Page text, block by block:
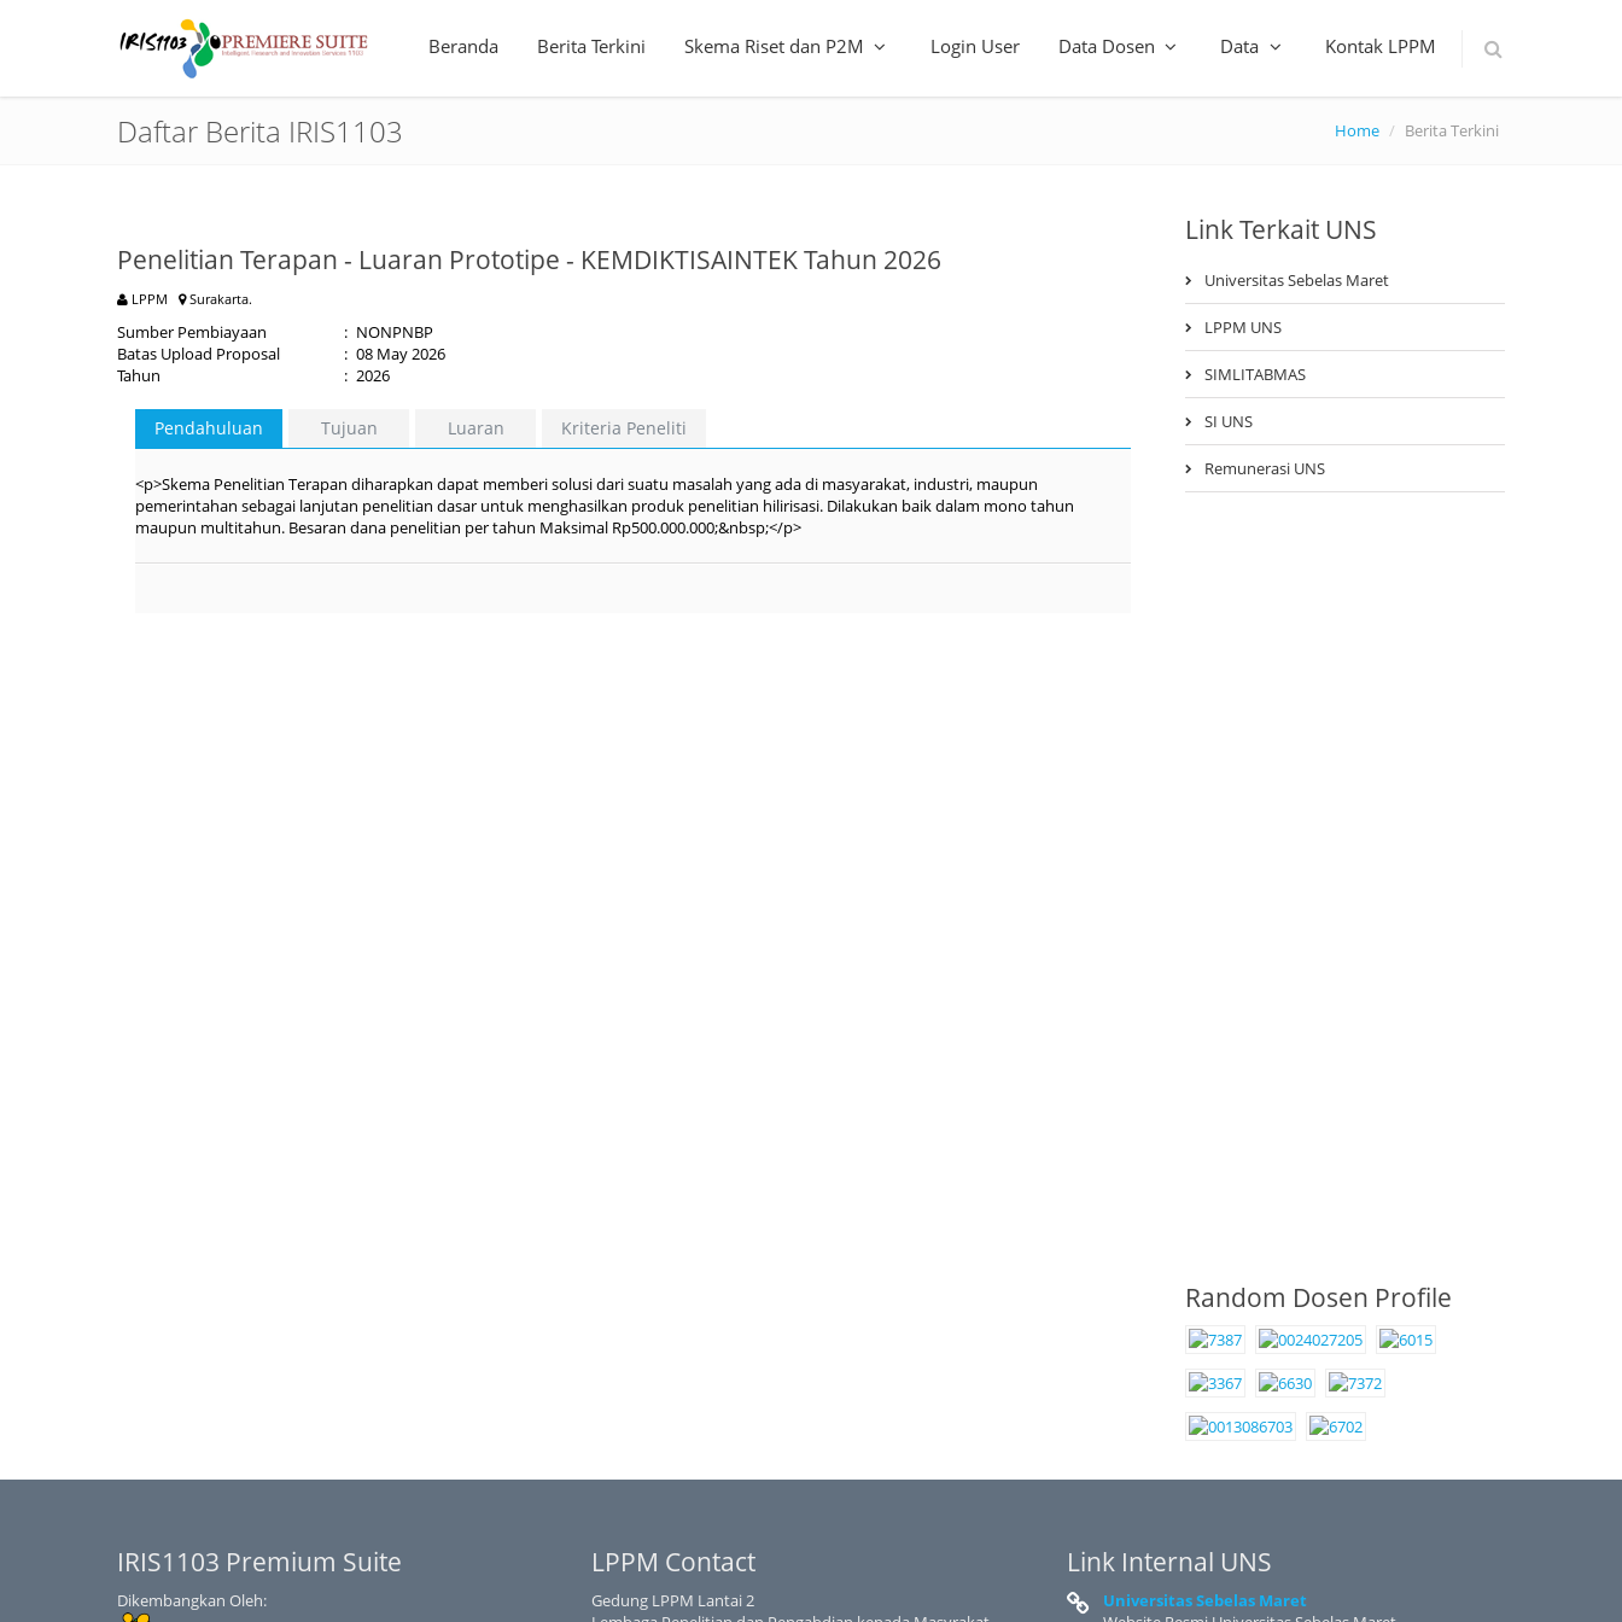
Beranda Berita Terkini Skema Riset dan P2M Login User Data Dosen Data Kontak LPPM
Daftar Berita IRIS1103 Home Berita Terkini
Penelitian Terapan - Luaran Prototipe - KEMDIKTISAINTEK Tahun 2026
LPPM Surakarta.
Sumber Pembiayaan : NONPNBP
Batas Upload Proposal
: 08 May 2026
Tahun
: 2026
Pendahuluan Tujuan Luaran Kriteria Peneliti
<p>Skema Penelitian Terapan diharapkan dapat memberi solusi dari suatu masalah yang ada di masyarakat, industri, maupun
pemerintahan sebagai lanjutan penelitian dasar untuk menghasilkan produk penelitian hilirisasi. Dilakukan baik dalam mono tahun
maupun multitahun. Besaran dana penelitian per tahun Maksimal Rp500.000.000;&nbsp;</p>
Link Terkait UNS
Universitas Sebelas Maret
LPPM UNS
SIMLITABMAS
SI UNS
Remunerasi UNS
Random Dosen Profile
IRIS1103 Premium Suite
Dikembangkan Oleh:
LPPM Contact
Gedung LPPM Lantai 2
Link Internal UNS
Universitas Sebelas Maret